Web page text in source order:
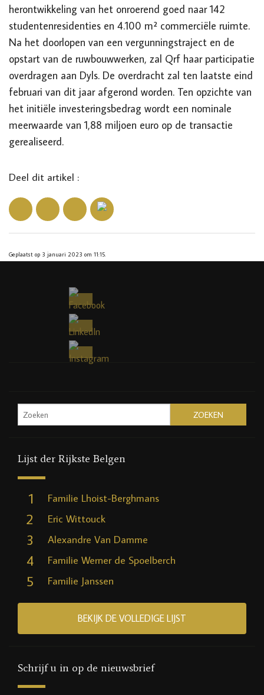
herontwikkeling van het onroerend goed naar 142
studentenresidenties en 4.100 m² commerciële ruimte.
Na het doorlopen van een vergunningstraject en de
opstart van de ruwbouwwerken, zal Qrf haar participatie
overdragen aan Dyls. De overdracht zal ten laatste eind
februari van dit jaar afgerond worden. Ten opzichte van
het initiële investeringsbedrag wordt een nominale
meerwaarde van 1,88 miljoen euro op de transactie
gerealiseerd.
Deel dit artikel :
Geplaatst op 3 januari 2023 om 11:15.
Lijst der Rijkste Belgen
1 Familie Lhoist-Berghmans
2 Eric Wittouck
3 Alexandre Van Damme
4 Familie Werner de Spoelberch
5 Familie Janssen
BEKIJK DE VOLLEDIGE LIJST
Schrijf u in op de nieuwsbrief